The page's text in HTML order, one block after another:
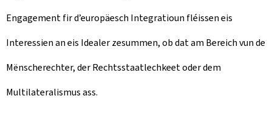
Engagement fir d’europäesch Integratioun fléissen eis
Interessien an eis Idealer zesummen, ob dat am Bereich vun de
Mënscherechter, der Rechtsstaatlechkeet oder dem
Multilateralismus ass.